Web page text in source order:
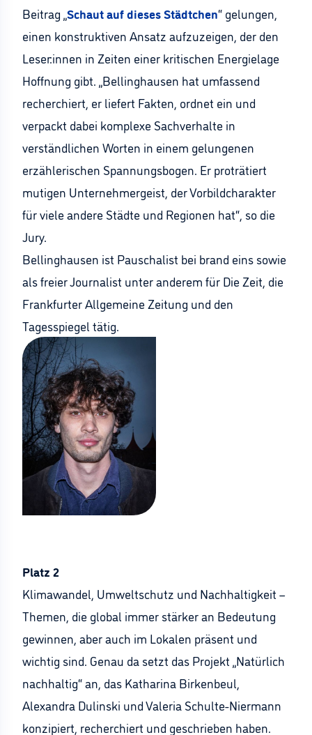
Beitrag „Schaut auf dieses Städtchen“ gelungen,
einen konstruktiven Ansatz aufzuzeigen, der den
Leser:innen in Zeiten einer kritischen Energielage
Hoffnung gibt. „Bellinghausen hat umfassend
recherchiert, er liefert Fakten, ordnet ein und
verpackt dabei komplexe Sachverhalte in
verständlichen Worten in einem gelungenen
erzählerischen Spannungsbogen. Er proträtiert
mutigen Unternehmergeist, der Vorbildcharakter
für viele andere Städte und Regionen hat“, so die
Jury.
Bellinghausen ist Pauschalist bei brand eins sowie
als freier Journalist unter anderem für Die Zeit, die
Frankfurter Allgemeine Zeitung und den
Tagesspiegel tätig.
Platz 2
Klimawandel, Umweltschutz und Nachhaltigkeit –
Themen, die global immer stärker an Bedeutung
gewinnen, aber auch im Lokalen präsent und
wichtig sind. Genau da setzt das Projekt „Natürlich
nachhaltig“ an, das Katharina Birkenbeul,
Alexandra Dulinski und Valeria Schulte-Niermann
konzipiert, recherchiert und geschrieben haben.